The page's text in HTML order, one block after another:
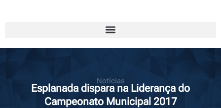
Notícias
Esplanada dispara na Liderança do
Campeonato Municipal 2017